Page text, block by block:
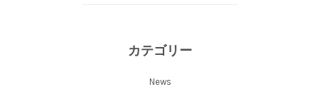
カテゴリー
News